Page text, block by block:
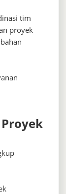
tim
proyek